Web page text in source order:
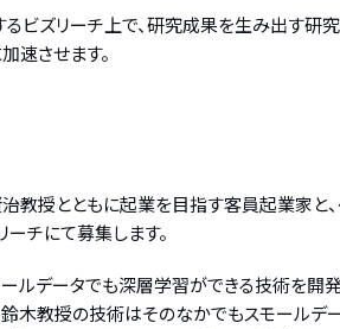
ビズリーチ上で、研究成果を生み出す研
速させます。
教授とともに起業を目指す客員起業家と
チにて募集します。
ルデータでも深層学習ができる技術を開発
木教授の技術はそのなかでもスモールデ